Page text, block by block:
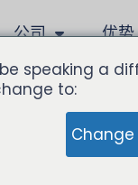
公司 优势
speaking a
to: